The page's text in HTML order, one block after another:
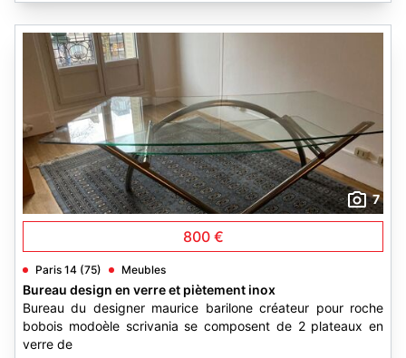
7
800 €
Paris 14 (75) Meubles
Bureau design en verre et piètement inox
Bureau du designer maurice barilone créateur pour roche
bobois modoèle scrivania se composent de 2 plateaux en
verre de